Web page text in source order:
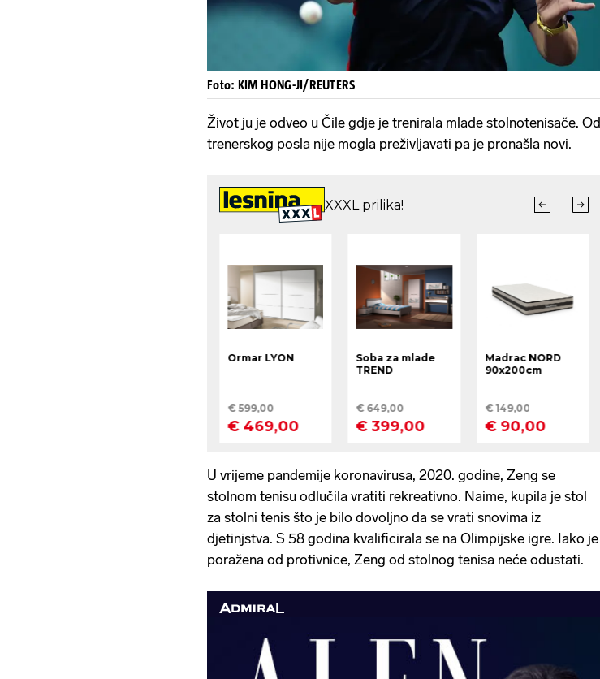
Foto: KIM HONG-JI/REUTERS
Život ju je odveo u Čile gdje je trenirala mlade stolnotenisače. Od
trenerskog posla nije mogla preživljavati pa je pronašla novi.
U vrijeme pandemije koronavirusa, 2020. godine, Zeng se
stolnom tenisu odlučila vratiti rekreativno. Naime, kupila je stol
za stolni tenis što je bilo dovoljno da se vrati snovima iz
djetinjstva. S 58 godina kvalificirala se na Olimpijske igre. Iako je
poražena od protivnice, Zeng od stolnog tenisa neće odustati.